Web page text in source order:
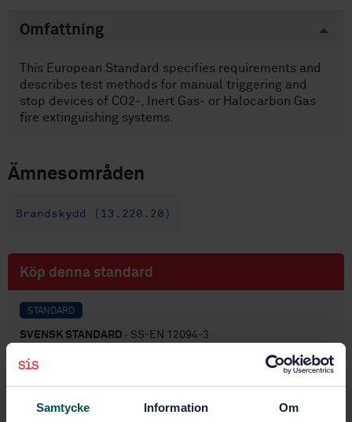
Samtycke Information Om
Omfattning
This European Standard specifies requirements and
describes test methods for manual triggering and
stop devices of CO2-, Inert Gas- or Halocarbon Gas
fire extinguishing systems.
Ämnesområden
Brandskydd (13.220.20)
Köp denna standard
STANDARD
SVENSK STANDARD · SS-EN 12094-3
gassläcksystem - Del 3: Krav och provningsmetoder
för manuella utlösnings- och
avstängningsanordningar